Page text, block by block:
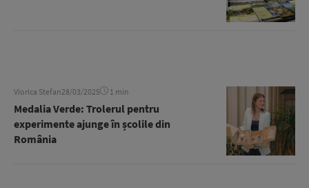
Viorica Stefan28/03/2025 1 min
Medalia Verde: Trolerul pentru
experimente ajunge în școlile din
România